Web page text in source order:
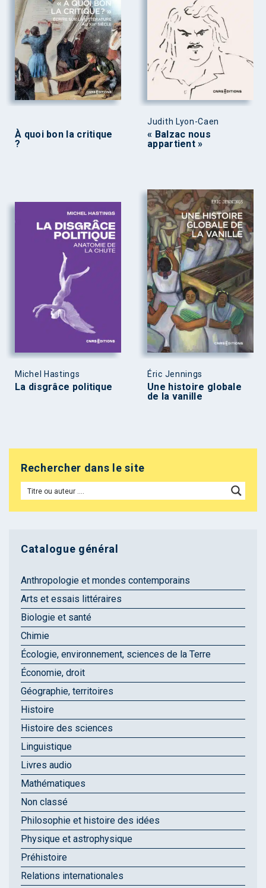
À quoi bon la critique
?
Judith Lyon-Caen
« Balzac nous
appartient »
Michel Hastings
La disgrâce politique
Éric Jennings
Une histoire globale
de la vanille
Rechercher dans le site
Catalogue général
Anthropologie et mondes contemporains
Arts et essais littéraires
Biologie et santé
Chimie
Écologie, environnement, sciences de la Terre
Économie, droit
Géographie, territoires
Histoire
Histoire des sciences
Linguistique
Livres audio
Mathématiques
Non classé
Philosophie et histoire des idées
Physique et astrophysique
Préhistoire
Relations internationales